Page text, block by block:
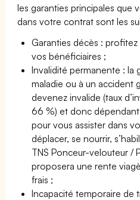
les garanties principales que
dans votre contrat sont les
Garanties décès : profitez
vos bénéficiaires ;
Invalidité permanente : la
maladie ou à un accident
devenez invalide (taux
66 %) et donc
pour vous assister dans
déplacer, se nourrir,
TNS Ponceur-velouteur /
proposera une rente
frais ;
Incapacité temporaire de